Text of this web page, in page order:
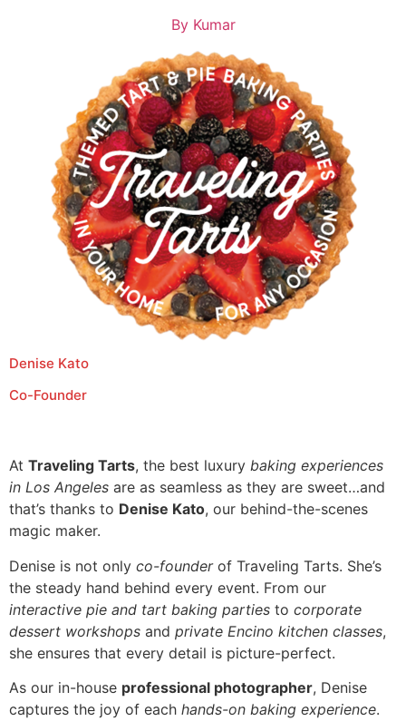
ByKumar
Denise Kato
Co-Founder
At Traveling Tarts, the best luxury baking experiences
in Los Angeles are as seamless as they are sweet…and
that’s thanks to Denise Kato, our behind-the-scenes
magic maker.
Denise is not only co-founderof Traveling Tarts. She’s
the steady hand behind every event. From our
interactive pie and tart baking parties to corporate
dessert workshops and private Encino kitchen classes,
she ensures that every detail is picture-perfect.
As our in-house professional photographer, Denise
captures the joy of each hands-on baking experience.